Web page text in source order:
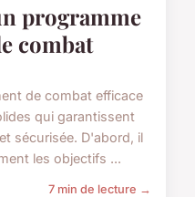
programme
combat
de combat efficace
qui garantissent
sécurisée. D'abord, il
les objectifs ...
7 min de lecture →